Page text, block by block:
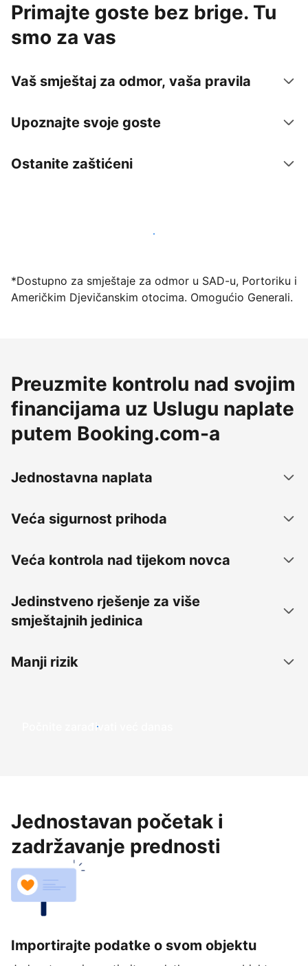
Primajte goste bez brige. Tu
smo za vas
Vaš smještaj za odmor, vaša pravila
Upoznajte svoje goste
Ostanite zaštićeni
*Dostupno za smještaje za odmor u SAD-u, Portoriku i
Američkim Djevičanskim otocima. Omogućio Generali.
Preuzmite kontrolu nad svojim
financijama uz Uslugu naplate
putem Booking.com-a
Jednostavna naplata
Veća sigurnost prihoda
Veća kontrola nad tijekom novca
Jedinstveno rješenje za više
smještajnih jedinica
Manji rizik
Počnite zarađivati već ​​danas
Jednostavan početak i
zadržavanje prednosti
Importirajte podatke o svom objektu